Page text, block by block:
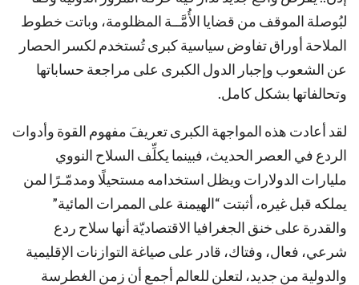
لبُوصلة الموقف من قضايا الأُمَّــة المظلومة، وباتت خطوط
الملاحة أوراق تفاوض سياسية كبرى تُستخدم لكسر الحصار
عن الشعوب وإجبار الدول الكبرى على مراجعة حساباتها
وتحالفاتها بشكل كامل.
لقد أعادت هذه المواجهة الكبرى تعريفَ مفهوم القوة وأدوات
الردع في العصر الحديث، فبينما يكلِّف السلاح النووي
مليارات الدولارات ويظل استخدامه مستحيلًا ومدمّـرًا لمن
يملكه قبل غيره، أثبتت “الهيمنة على الممرات المائية”
والقدرة على خنق الجغرافيا الاقتصاديّة أنها سلاح ردع
شرعي، فعال، وفتاك، قادر على صياغة التوازنات الإقليمية
والدولية من جديد، لتعلن للعالم أجمع أن زمن الغطرسة